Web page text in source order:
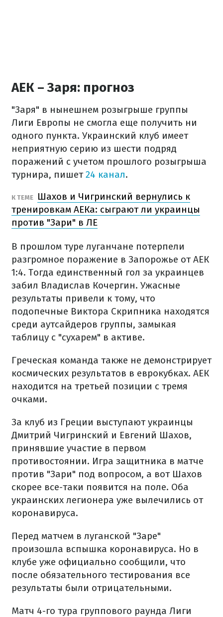
АЕК – Заря: прогноз
"Заря" в нынешнем розыгрыше группы
Лиги Европы не смогла еще получить ни
одного пункта. Украинский клуб имеет
неприятную серию из шести подряд
поражений с учетом прошлого розыгрыша
турнира, пишет24 канал.
К ТЕМЕ
Шахов и Чигринский вернулись к
тренировкам АЕКа: сыграют ли украинцы
против "Зари" в ЛЕ
В прошлом туре луганчане потерпели
разгромное поражение в Запорожье от АЕК
1:4. Тогда единственный гол за украинцев
забил Владислав Кочергин. Ужасные
результаты привели к тому, что
подопечные Виктора Скрипника находятся
среди аутсайдеров группы, замыкая
таблицу с "сухарем" в активе.
Греческая команда также не демонстрирует
космических результатов в еврокубках. АЕК
находится на третьей позиции с тремя
очками.
За клуб из Греции выступают украинцы
Дмитрий Чигринский и Евгений Шахов,
принявшие участие в первом
противостоянии. Игра защитника в матче
против "Зари" под вопросом, а вот Шахов
скорее все-таки появится на поле. Оба
украинских легионера уже вылечились от
коронавируса.
Перед матчем в луганской "Заре"
произошла вспышка коронавируса. Но в
клубе уже официально сообщили, что
после обязательного тестирования все
результаты были отрицательными.
Матч 4-го тура группового раунда Лиги